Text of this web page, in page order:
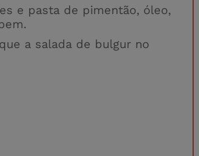
e pasta de pimentão, óleo,
a salada de bulgur no